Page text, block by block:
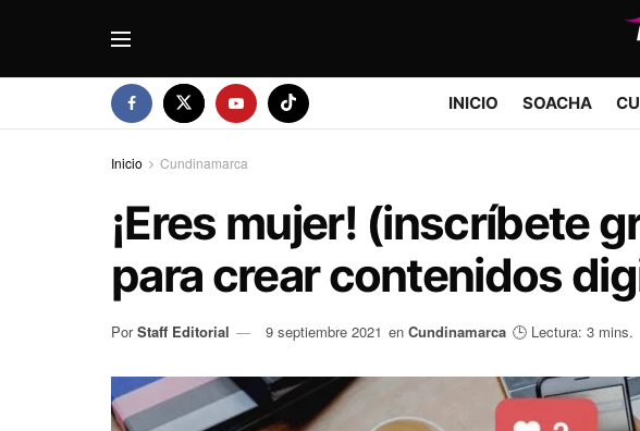
INICIO SOACHA
Inicio Cundinamarca
¡Eres mujer! (inscríbete
para crear contenidos
Por Staff Editorial 9 septiembre 2021 en Cundinamarca 🕒 Lectura: 3 mins.